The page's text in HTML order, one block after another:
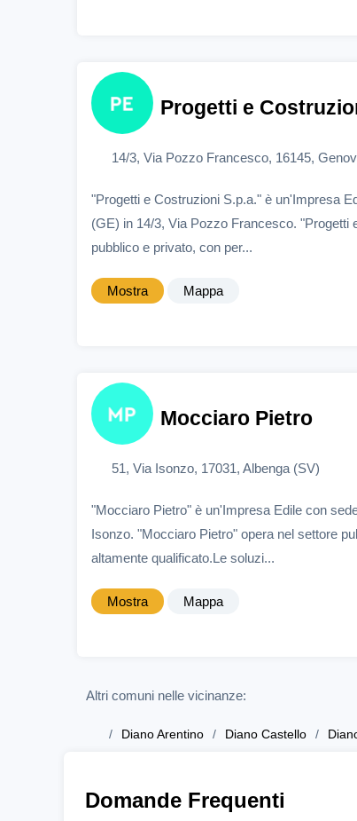
Progetti e
14/3, Via Pozzo Francesco, 16145,
"Progetti e Costruzioni S.p.a." è un'Impresa
(GE) in 14/3, Via Pozzo Francesco. "Progetti
pubblico e privato, con per...
Mostra Mappa
Mocciaro Pietro
51, Via Isonzo, 17031, Albenga (SV)
"Mocciaro Pietro" è un'Impresa Edile con
Isonzo. "Mocciaro Pietro" opera nel settore
altamente qualificato.Le soluzi...
Mostra Mappa
Altri comuni nelle vicinanze:
Diano Arentino Diano Castello
Domande Frequenti